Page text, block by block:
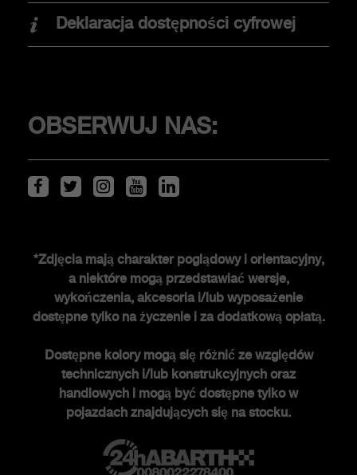
Jazda testowa
Serwis i akcesoria
Historia FCA heritage
Historia
Nowości
Newsletter
Deklaracja dostępności cyfrowej
OBSERWUJ NAS:
*Zdjęcia mają charakter poglądowy i orientacyjny,
a niektóre mogą przedstawiać wersje,
wykończenia, akcesoria i/lub wyposażenie
dostępne tylko na życzenie i za dodatkową opłatą.
Dostępne kolory mogą się różnić ze względów
technicznych i/lub konstrukcyjnych oraz
handlowych i mogą być dostępne tylko w
pojazdach znajdujących się na stocku.